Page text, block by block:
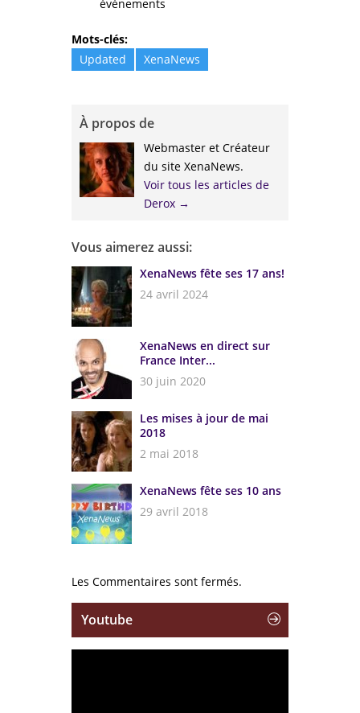
événements
Mots-clés:
Updated
XenaNews
À propos de
Webmaster et Créateur
du site XenaNews.
Voir tous les articles de
Derox →
Vous aimerez aussi:
XenaNews fête ses 17 ans!
24 avril 2024
XenaNews en direct sur
France Inter...
30 juin 2020
Les mises à jour de mai
2018
2 mai 2018
XenaNews fête ses 10 ans
29 avril 2018
Les Commentaires sont fermés.
Youtube